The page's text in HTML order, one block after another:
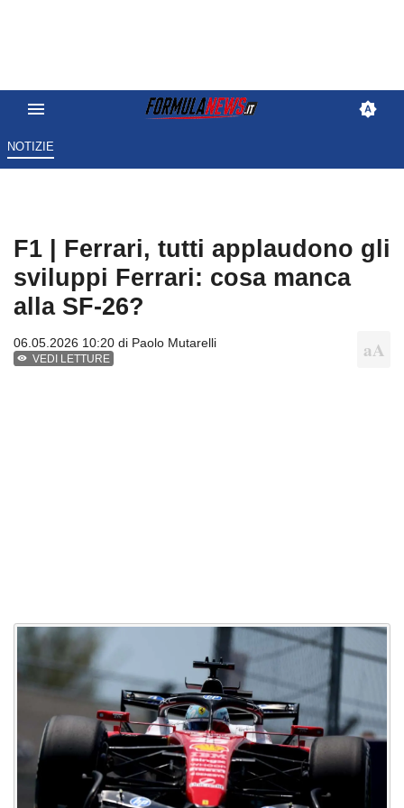
NOTIZIE
F1 | Ferrari, tutti applaudono gli
sviluppi Ferrari: cosa manca
alla SF-26?
06.05.2026 10:20 di Paolo Mutarelli
VEDI LETTURE